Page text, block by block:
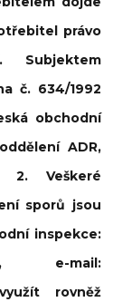
právo
Subjektem
č. 634/1992
obchodní
ADR,
2. Veškeré
sporů jsou
inspekce:
e-mail:
rovněž